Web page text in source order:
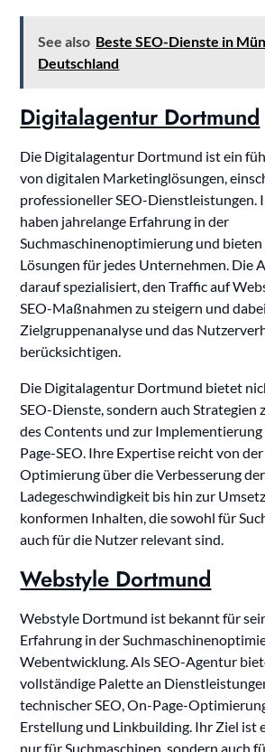
See also Beste SEO-Dienste in
Deutschland
Digitalagentur Dortmund
Die Digitalagentur Dortmund ist ein
von digitalen Marketinglösungen,
professioneller SEO-Dienstleistungen.
haben jahrelange Erfahrung in der
Suchmaschinenoptimierung und
Lösungen für jedes Unternehmen. Die
darauf spezialisiert, den Traffic auf
SEO-Maßnahmen zu steigern und
Zielgruppenanalyse und das
berücksichtigen.
Die Digitalagentur Dortmund bietet
SEO-Dienste, sondern auch Strategien
des Contents und zur
Page-SEO. Ihre Expertise reicht von
Optimierung über die Verbesserung der
Ladegeschwindigkeit bis hin zur
konformen Inhalten, die sowohl für
auch für die Nutzer relevant sind.
Webstyle Dortmund
Webstyle Dortmund ist bekannt für
Erfahrung in der
Webentwicklung. Als SEO-Agentur
vollständige Palette an
technischer SEO, On-Page-
Erstellung und Linkbuilding. Ihr Ziel ist
nur für Suchmaschinen, sondern auch